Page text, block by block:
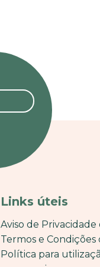
Links úteis
Aviso de Privacidade
Termos e Condições
Política para